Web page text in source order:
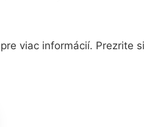
viac informácií. Prezrite